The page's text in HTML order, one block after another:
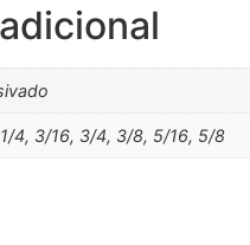
4, 3/16, 3/4, 3/8, 5/16, 5/8